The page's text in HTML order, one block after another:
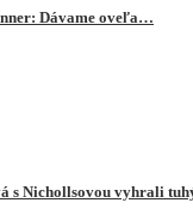
Dávame oveľa…
s Nichollsovou vyhrali